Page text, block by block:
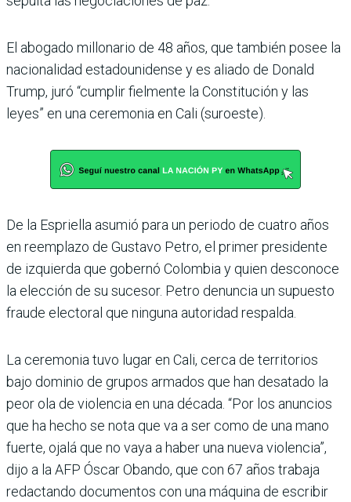
El abogado millonario de 48 años, que también posee la
nacionalidad estadouni­dense y es aliado de Donald
Trump, juró “cumplir fiel­mente la Constitución y las
leyes” en una ceremonia en Cali (suroeste).
De la Espriella asumió para un periodo de cuatro años
en reemplazo de Gustavo Petro, el primer presidente
de izquierda que gobernó Colombia y quien desconoce
la elección de su sucesor. Petro denuncia un supuesto
fraude electoral que ninguna autoridad respalda.
La ceremonia tuvo lugar en Cali, cerca de territorios
bajo dominio de grupos armados que han desatado la
peor ola de violencia en una década. “Por los anuncios
que ha hecho se nota que va a ser como de una mano
fuerte, ojalá que no vaya a haber una nueva violencia”,
dijo a la AFP Óscar Obando, que con 67 años trabaja
redac­tando documentos con una máquina de escribir